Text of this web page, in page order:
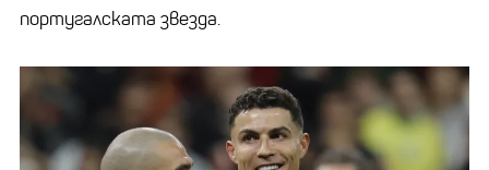
португалската звезда.